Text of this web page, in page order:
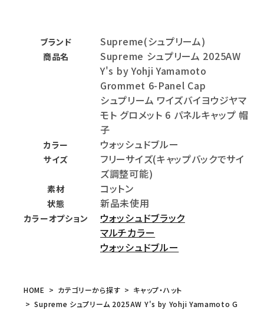
ブランド Supreme(シュプリーム)
商品名
Supreme シュプリーム 2025AW
Y's by Yohji Yamamoto
Grommet 6-Panel Cap
シュプリーム ワイズバイヨウジヤマ
モト グロメット 6 パネルキャップ 帽
子
カラー ウォッシュドブルー
サイズ
フリーサイズ(キャップバックでサイ
ズ調整可能)
素材 コットン
状態 新品未使用
カラーオプション
ウォッシュドブラック
マルチカラー
ウォッシュドブルー
HOME カテゴリーから探す
キャップ・ハット
Supreme シュプリーム 2025AW Y's by Yohji Yamamoto G